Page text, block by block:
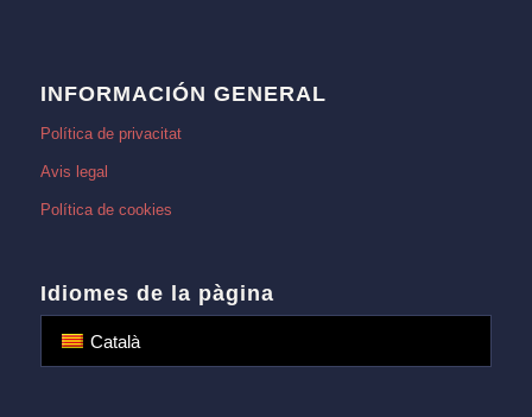
INFORMACIÓN GENERAL
Política de privacitat
Avis legal
Política de cookies
Idiomes de la pàgina
Català